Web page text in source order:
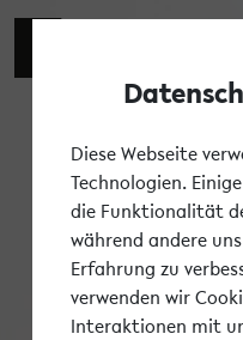
Diese Webseite
Technologien.
die Funktionalität
während andere
Erfahrung zu
verwenden wir
Interaktionen mit